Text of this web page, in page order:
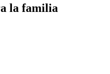
la familia